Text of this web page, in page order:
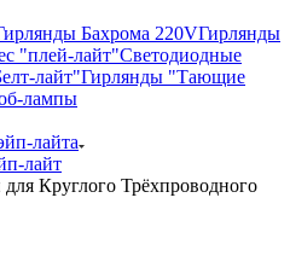
Бахрома 220VГирлянды
"плей-лайт"Светодиодные
лайт"Гирлянды "Тающие
лампы
лайта
лайт
Круглого Трёхпроводного